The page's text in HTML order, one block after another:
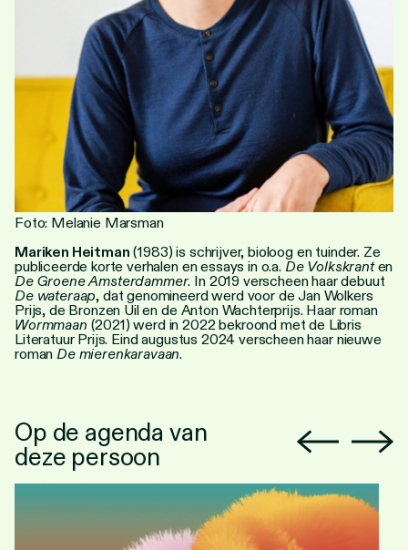
Foto: Melanie Marsman
Mariken Heitman (1983) is schrijver, bioloog en tuinder. Ze
publiceerde korte verhalen en essays in o.a. De Volkskranten
De Groene Amsterdammer. In 2019 verscheen haar debuut
De wateraap, dat genomineerd werd voor de Jan Wolkers
Prijs, de Bronzen Uil en de Anton Wachterprijs. Haar roman
Wormmaan (2021) werd in 2022 bekroond met de Libris
Literatuur Prijs. Eind augustus 2024 verscheen haar nieuwe
roman De mierenkaravaan.
Op de agenda van
deze persoon
Personen
Toegankelijkheid
Stadsdichter